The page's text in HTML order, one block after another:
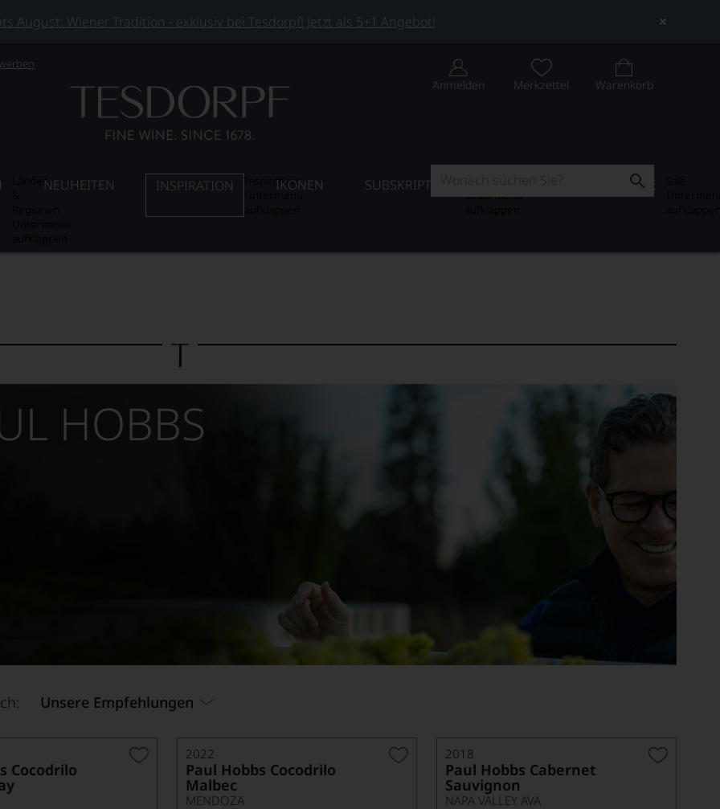
August: Wiener Tradition - exklusiv bei Tesdorpf! Jetzt als 5+1 Angebot!
Anmelden Merkzettel Warenkorb
LänderNEUHEITEN INSPIRATION
InspirationIKONEN SUBSKRIPTION
Untermenü
SALE
HOBBS
Unsere Empfehlungen
Cocodrilo
2022
Paul Hobbs Cocodrilo
Malbec
MENDOZA
2018
Paul Hobbs Cabernet
Sauvignon
NAPA VALLEY AVA